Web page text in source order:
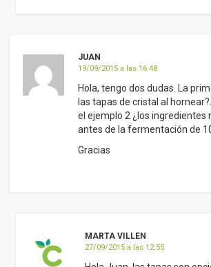
JUAN
19/09/2015 a las 16:48
Hola, tengo dos dudas. La
las tapas de cristal al
el ejemplo 2 ¿los ingredientes
antes de la fermentación de
Gracias
MARTA VILLEN
27/09/2015 a las 12:55